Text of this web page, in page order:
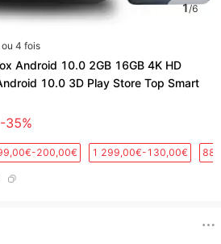
1/6
4 fois
Android 10.0 2GB 16GB 4K HD
10.0 3D Play Store Top Smart
-35%
200,00€ 1 299,00€-130,00€